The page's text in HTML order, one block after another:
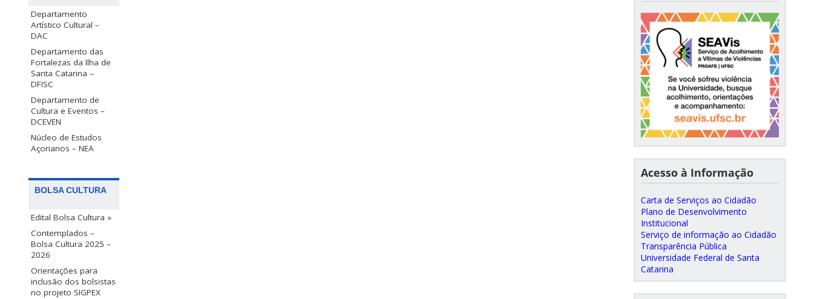
Departamento
Artístico Cultural –
DAC
Departamento das
Fortalezas da Ilha de
Santa Catarina –
DFISC
Departamento de
Cultura e Eventos –
DCEVEN
Núcleo de Estudos
Açorianos – NEA
BOLSA CULTURA
Edital Bolsa Cultura »
Contemplados –
Bolsa Cultura 2025 –
2026
Orientações para
inclusão dos bolsistas
no projeto SIGPEX
Acesso à Informação
Carta de Serviços ao Cidadão
Plano de Desenvolvimento
Institucional
Serviço de informação ao Cidadão
Transparência Pública
Universidade Federal de Santa
Catarina